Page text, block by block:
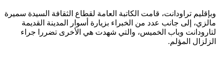
وبإقليم تراودانت، قامت الكاتبة العامة لقطاع الثقافة السيدة سميرة
مالزي، إلى جانب عدد من الخبراء بزيارة أسوار المدينة القديمة
لتارودانت وباب الخميس، والتي شهدت هي الأخرى تضررا جراء
الزلزال المؤلم.